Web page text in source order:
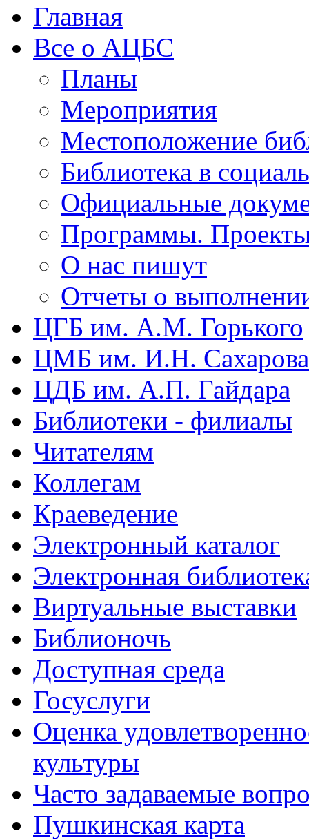
Главная
Все о АЦБС
Планы
Мероприятия
Местоположение
Библиотека в
Официальные
Программы.
О нас пишут
Отчеты о
ЦГБ им. А.М. Горького
ЦМБ им. И.Н. Сахарова
ЦДБ им. А.П. Гайдара
Библиотеки - филиалы
Читателям
Коллегам
Краеведение
Электронный каталог
Электронная
Виртуальные выставки
Библионочь
Доступная среда
Госуслуги
Оценка
культуры
Часто задаваемые
Пушкинская карта